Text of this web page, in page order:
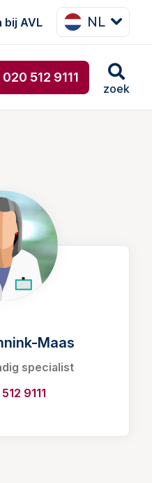
bij AVL NL
020 512 9111
zoek
Maas
specialist
9111